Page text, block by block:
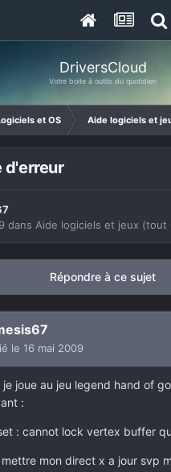
DriversCloud
Votre boite à outils du quotidien
et OS Aide logiciels et
d'erreur
dans Aide logiciels et jeux (tout
Répondre à ce sujet
le 16 mai 2009
je joue au jeu legend hand of
:
: cannot lock vertex buffer
mon direct x a jour svp